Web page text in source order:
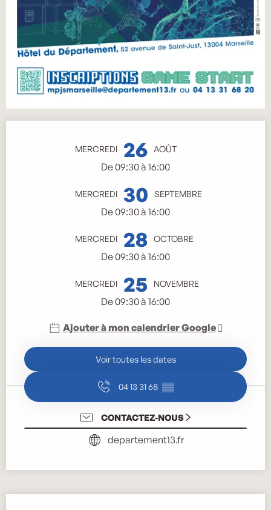
MERCREDI 26 AOÛT
De 09:30 à 16:00
MERCREDI 30 SEPTEMBRE
De 09:30 à 16:00
MERCREDI 28 OCTOBRE
De 09:30 à 16:00
MERCREDI 25 NOVEMBRE
De 09:30 à 16:00
Ajouter à mon calendrier Google
Voir toutes les dates
04 13 31 68 ▒▒
CONTACTEZ-NOUS
departement13.fr